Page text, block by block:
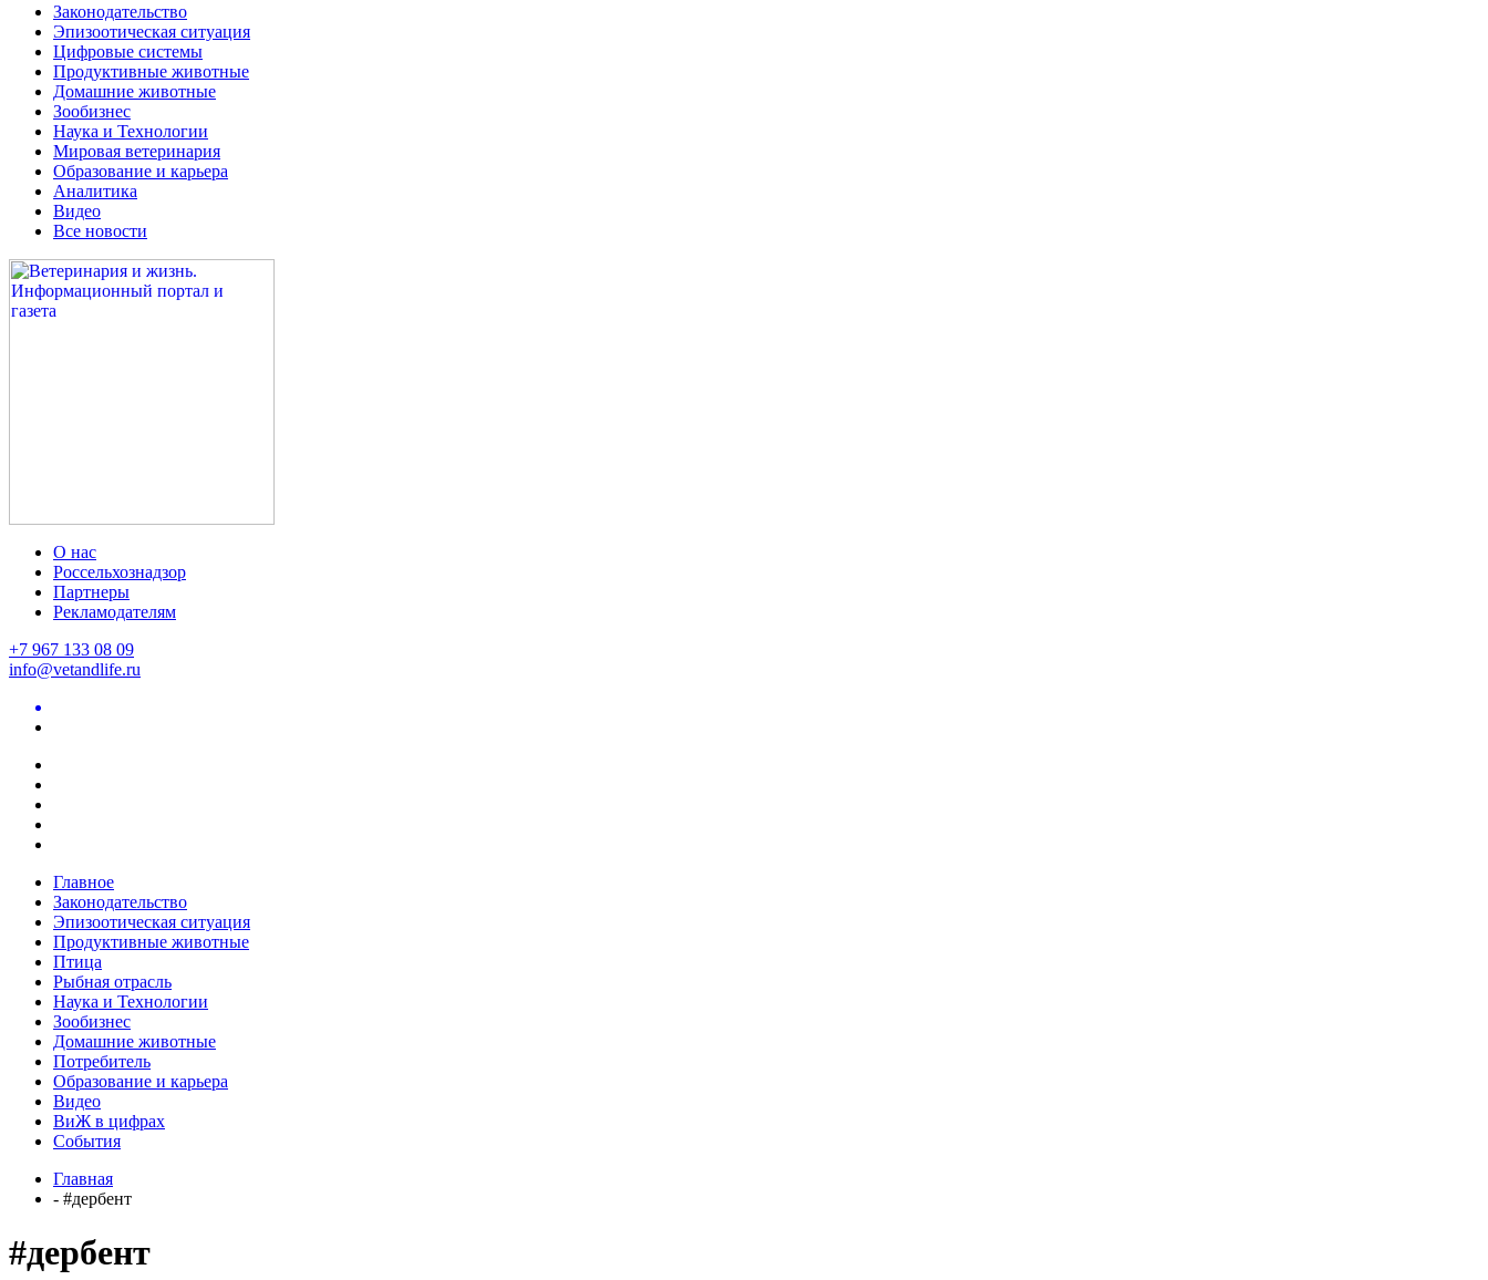
Законодательство
Эпизоотическая ситуация
Цифровые системы
Продуктивные животные
Домашние животные
Зообизнес
Наука и Технологии
Мировая ветеринария
Образование и карьера
Аналитика
Видео
Все новости
О нас
Россельхознадзор
Партнеры
Рекламодателям
+7 967 133 08 09
info@vetandlife.ru
Главное
Законодательство
Эпизоотическая ситуация
Продуктивные животные
Птица
Рыбная отрасль
Наука и Технологии
Зообизнес
Домашние животные
Потребитель
Образование и карьера
Видео
ВиЖ в цифрах
События
Главная
- #дербент
#дербент